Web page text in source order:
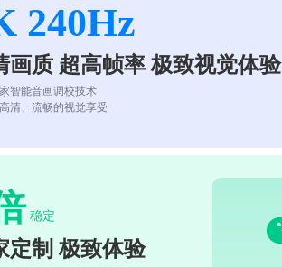
240Hz
画质 超高帧率 极致视觉体验
智能音画调校技术
清、流畅的视觉享受
稳定
定制 极致体验